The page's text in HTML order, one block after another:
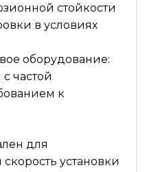
стойкости
в условиях
оборудование:
частой
к
для
установки